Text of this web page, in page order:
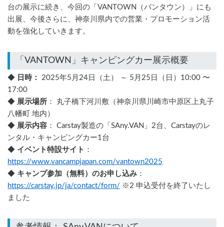
台の展示に続き、今回の「VANTOWN（バンタウン）」にも
出展、今後さらに、神奈川県内での営業・プロモーション活
動を強化していきます。
◆ 日時： 2025年5月24日（土） ～ 5月25日（日）10:00 〜
17:00
◆ 展示場所 ： 丸子橋下河川敷（神奈川県川崎市中原区上丸子
八幡町 地内）
◆ 展示内容 ： Carstay製造の「SAny.VAN」2台、Carstayのレ
ンタル・キャンピングカー1台
◆ イベント特設サイト ：
https://www.vancampjapan.com/vantown2025
◆ キャンプ参加（無料）のお申し込み ：
https://carstay.jp/ja/contact/form/ ※2 申込受付を終了いたし
ました